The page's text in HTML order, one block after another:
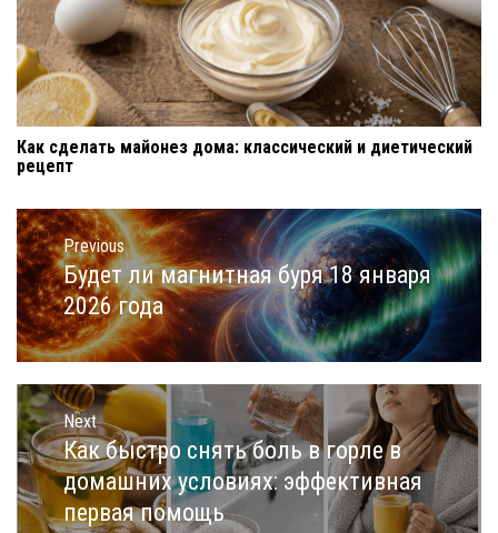
Как сделать майонез дома: классический и диетический
рецепт
Навигация
по
записям
Previous
Previous
post:
Будет ли магнитная буря 18 января
2026 года
Next
Next
post:
Как быстро снять боль в горле в
домашних условиях: эффективная
первая помощь